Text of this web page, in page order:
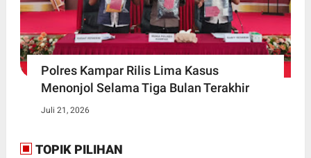
Polres Kampar Rilis Lima Kasus
Menonjol Selama Tiga Bulan Terakhir
Juli 21, 2026
TOPIK PILIHAN